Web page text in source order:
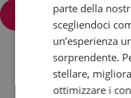
Filtra e ordina
parte della
scegliendoci
un’esperienza
sorprendente.
stellare,
ottimizzare i